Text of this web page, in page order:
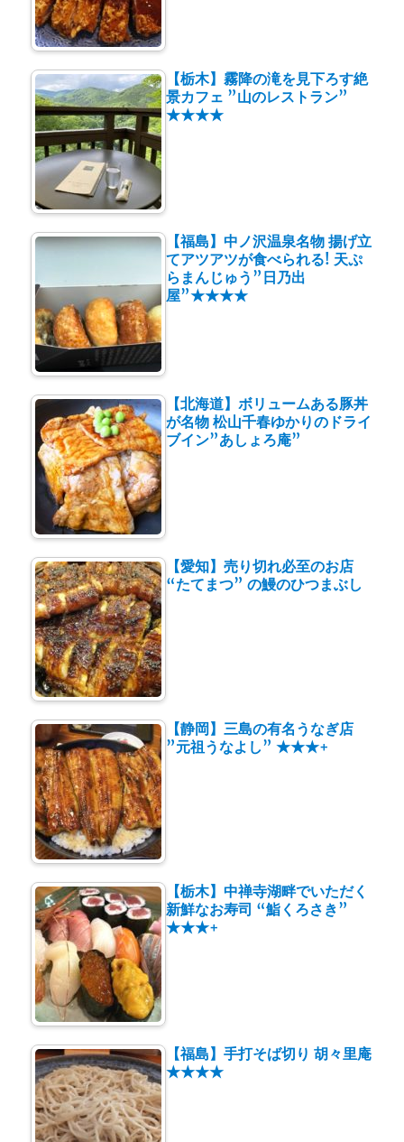
【栃木】霧降の滝を見下ろす絶
景カフェ ”山のレストラン”
★★★★
【福島】中ノ沢温泉名物 揚げ立
てアツアツが食べられる! 天ぷ
らまんじゅう”日乃出
屋”★★★★
【北海道】ボリュームある豚丼
が名物 松山千春ゆかりのドライ
ブイン”あしょろ庵”
【愛知】売り切れ必至のお店
“たてまつ” の鰻のひつまぶし
【静岡】三島の有名うなぎ店
”元祖うなよし” ★★★+
【栃木】中禅寺湖畔でいただく
新鮮なお寿司 “鮨くろさき”
★★★+
【福島】手打そば切り 胡々里庵
★★★★